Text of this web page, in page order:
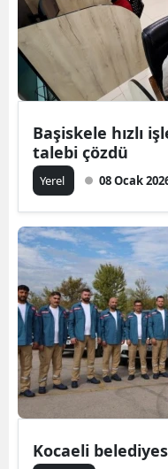
Başiskele hızlı
talebi çözdü
Yerel 08 Ocak
Kocaeli